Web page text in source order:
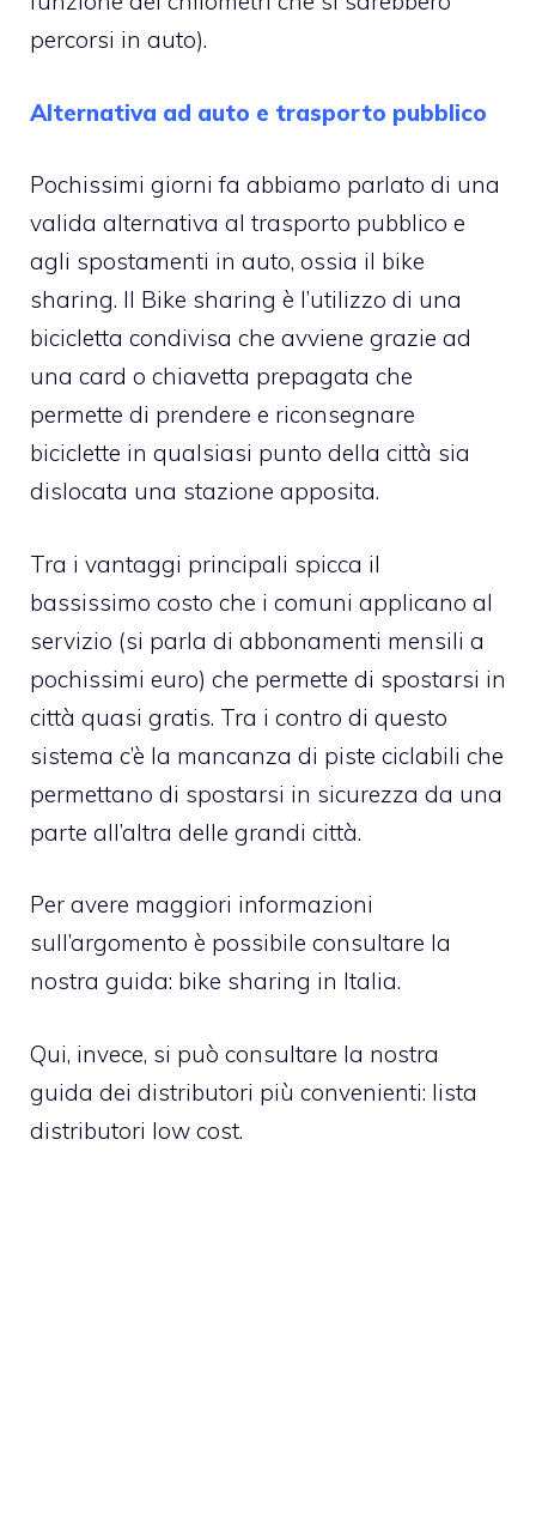
percorsi in auto).
Alternativa ad auto e trasporto pubblico
Pochissimi giorni fa abbiamo parlato di una
valida alternativa al trasporto pubblico e
agli spostamenti in auto, ossia il bike
sharing. Il Bike sharing è l’utilizzo di una
bicicletta condivisa che avviene grazie ad
una card o chiavetta prepagata che
permette di prendere e riconsegnare
biciclette in qualsiasi punto della città sia
dislocata una stazione apposita.
Tra i vantaggi principali spicca il
bassissimo costo che i comuni applicano al
servizio (si parla di abbonamenti mensili a
pochissimi euro) che permette di spostarsi in
città quasi gratis. Tra i contro di questo
sistema c’è la mancanza di piste ciclabili che
permettano di spostarsi in sicurezza da una
parte all’altra delle grandi città.
Per avere maggiori informazioni
sull’argomento è possibile consultare la
nostra guida: bike sharing in Italia.
Qui, invece, si può consultare la nostra
guida dei distributori più convenienti: lista
distributori low cost.